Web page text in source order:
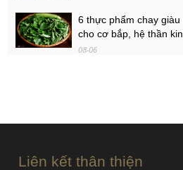
6 thực phẩm chay giàu
cho cơ bắp, hệ thần
08-06
Liên kết thân thiện